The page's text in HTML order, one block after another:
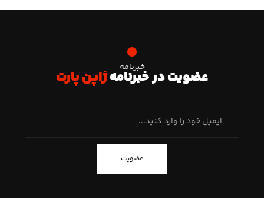
خبرنامه
عضویت در خبرنامهژاپن پارت
عضویت